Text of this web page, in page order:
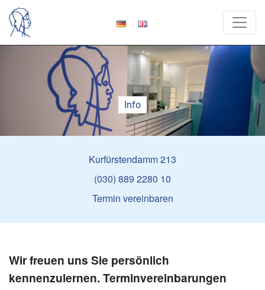
Info
Kurfürstendamm 213
(030) 889 2280 10
Termin vereinbaren
Wir freuen uns Sie persönlich
kennenzulernen. Terminvereinbarungen